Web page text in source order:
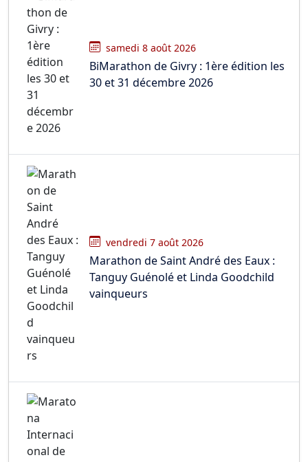
samedi 8 août 2026
BiMarathon de Givry : 1ère édition les
30 et 31 décembre 2026
vendredi 7 août 2026
Marathon de Saint André des Eaux :
Tanguy Guénolé et Linda Goodchild
vainqueurs